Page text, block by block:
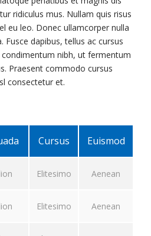
ridiculus mus. Nullam quis risus
eu leo. Donec ullamcorper nulla
dapibus, tellus ac cursus
nibh, ut fermentum
Praesent commodo cursus
consectetur et.
Cursus Euismod
Elitesimo Aenean
Elitesimo Aenean